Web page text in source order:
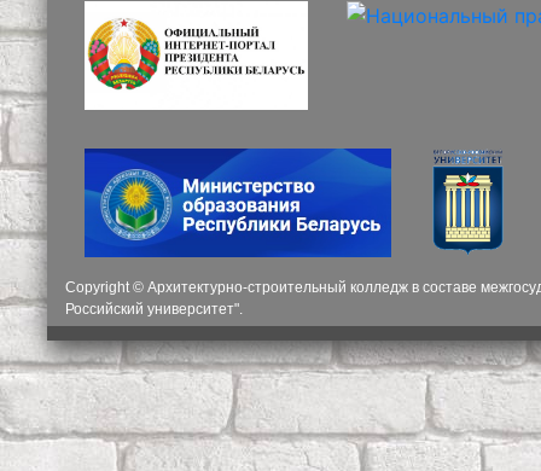
Copyright © Архитектурно-строительный колледж в составе
Российский университет".